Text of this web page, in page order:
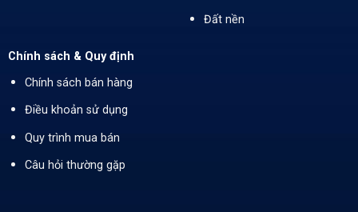
Đất nền
Chính sách & Quy định
Chính sách bán hàng
Điều khoản sử dụng
Quy trình mua bán
Câu hỏi thường gặp